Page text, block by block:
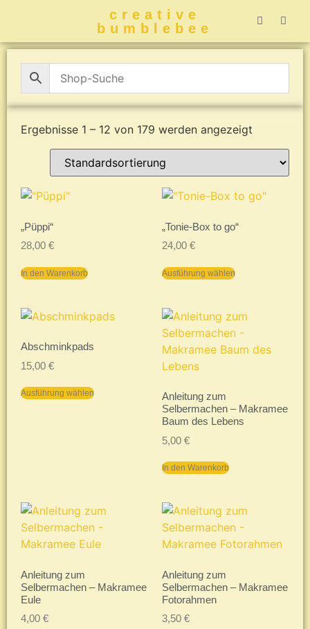
creative
bumblebee
Ergebnisse 1 – 12 von 179 werden angezeigt
„Püppi“
28,00 €
In den Warenkorb
„Tonie-Box to go“
24,00 €
Ausführung wählen
Abschminkpads
15,00 €
Ausführung wählen
Anleitung zum
Selbermachen – Makramee
Baum des Lebens
5,00 €
In den Warenkorb
Anleitung zum
Selbermachen – Makramee
Eule
4,00 €
Anleitung zum
Selbermachen – Makramee
Fotorahmen
3,50 €